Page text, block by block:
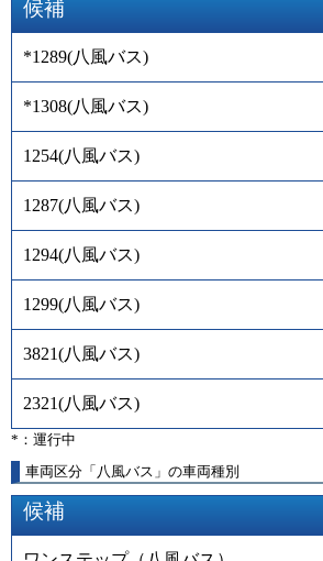
候補
*1289(八風バス)
*1308(八風バス)
1254(八風バス)
1287(八風バス)
1294(八風バス)
1299(八風バス)
3821(八風バス)
2321(八風バス)
*：運行中
車両区分「八風バス」の車両種別
候補